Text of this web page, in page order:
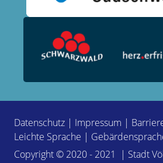
Datenschutz | Impressum |
Leichte Sprache |
Copyright © 2020 - 2021 | Stadt